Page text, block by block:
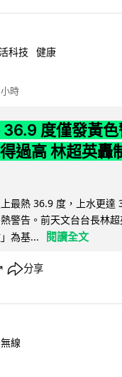
科技 健康
時
36.9 度僅發黃
過高 林超英轟
最熱 36.9 度，上水更達
警告。前天文台台長林
為基...
閱讀全文
分享
線